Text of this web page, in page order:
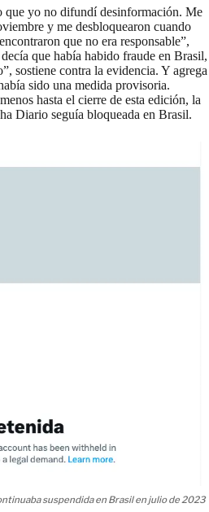
que yo no difundí desinformación. Me
y me desbloquearon cuando
que no era responsable”,
que había habido fraude en Brasil,
sostiene contra la evidencia. Y agrega
sido una medida provisoria.
hasta el cierre de esta edición, la
Diario seguía bloqueada en Brasil.
suspendida en Brasil en julio de 2023